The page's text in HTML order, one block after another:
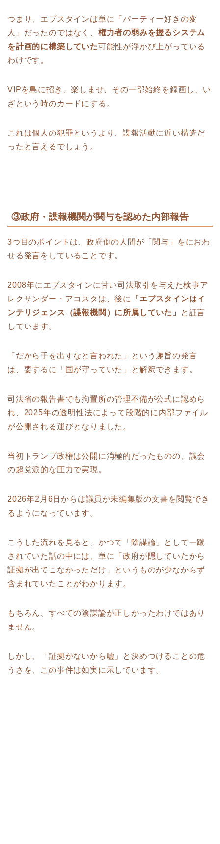
つまり、エプスタインは単に「パーティー好きの変
人」だったのではなく、 権力者の弱みを握るシステム
を計画的に構築していた可能性が浮かび上がっている
わけです。
VIPを島に招き、楽しませ、その一部始終を録画し、い
ざという時のカードにする。
これは個人の犯罪というより、諜報活動に近い構造だ
ったと言えるでしょう。
③政府・諜報機関が関与を認めた内部報告
3つ目のポイントは、政府側の人間が「関与」をにおわ
せる発言をしていることです。
2008年にエプスタインに甘い司法取引を与えた検事ア
レクサンダー・アコスタは、後に
「エプスタインはイ
ンテリジェンス（諜報機関）に所属していた」
と証言
しています。
「だから手を出すなと言われた」という趣旨の発言
は、要するに「国が守っていた」と解釈できます。
司法省の報告書でも拘置所の管理不備が公式に認めら
れ、2025年の透明性法によって段階的に内部ファイル
が公開される運びとなりました。
当初トランプ政権は公開に消極的だったものの、議会
の超党派的な圧力で実現。
2026年2月6日からは議員が未編集版の文書を閲覧でき
るようになっています。
こうした流れを見ると、かつて「陰謀論」として一蹴
されていた話の中には、単に「政府が隠していたから
証拠が出てこなかっただけ」というものが少なからず
含まれていたことがわかります。
もちろん、すべての陰謀論が正しかったわけではあり
ません。
しかし、「証拠がないから嘘」と決めつけることの危
うさを、この事件は如実に示しています。